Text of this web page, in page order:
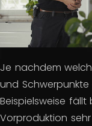
Je nachdem
und
Beispielsweise
Vorproduktion